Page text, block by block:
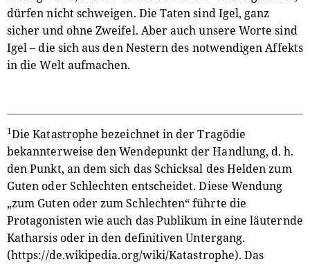
dürfen nicht schweigen. Die Taten sind Igel, ganz
sicher und ohne Zweifel. Aber auch unsere Worte sind
Igel – die sich aus den Nestern des notwendigen Affekts
in die Welt aufmachen.
1Die Katastrophe bezeichnet in der Tragödie
bekannterweise den Wendepunkt der Handlung, d. h.
den Punkt, an dem sich das Schicksal des Helden zum
Guten oder Schlechten entscheidet. Diese Wendung
„zum Guten oder zum Schlechten“ führte die
Protagonisten wie auch das Publikum in eine läuternde
Katharsis oder in den definitiven Untergang.
(https://de.wikipedia.org/wiki/Katastrophe). Das